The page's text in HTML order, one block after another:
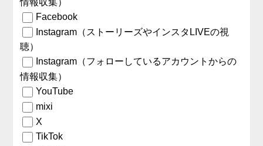
Facebook
Instagram（ストーリーズやインスタLIVEの視
聴）
Instagram（フォローしているアカウントからの
情報収集）
YouTube
mixi
X
TikTok